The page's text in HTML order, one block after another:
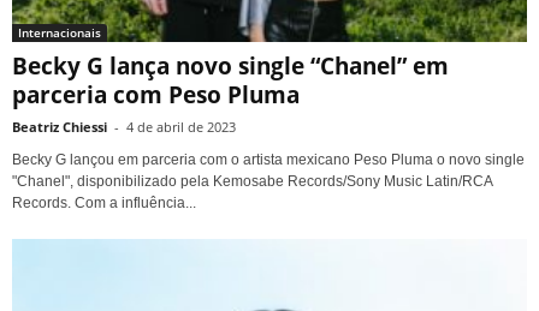
Internacionais
Becky G lança novo single “Chanel” em
parceria com Peso Pluma
Beatriz Chiessi - 4 de abril de 2023
Becky G lançou em parceria com o artista mexicano Peso Pluma o novo single
"Chanel", disponibilizado pela Kemosabe Records/Sony Music Latin/RCA
Records. Com a influência...